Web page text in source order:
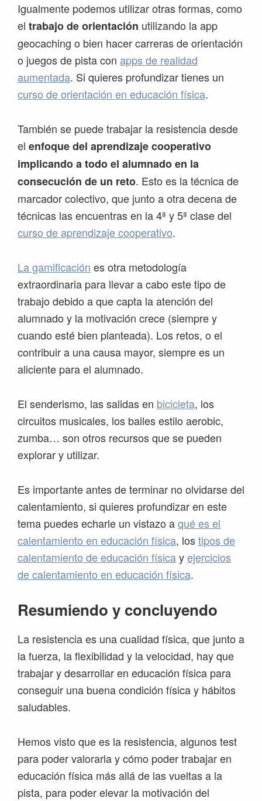
Igualmente podemos utilizar otras formas, como
el trabajo de orientación utilizando la app
geocaching o bien hacer carreras de orientación
o juegos de pista con apps de realidad
aumentada. Si quieres profundizar tienes un
curso de orientación en educación física.
También se puede trabajar la resistencia desde
el enfoque del aprendizaje cooperativo
implicando a todo el alumnado en la
consecución de un reto. Esto es la técnica de
marcador colectivo, que junto a otra decena de
técnicas las encuentras en la 4ª y 5ª clase del
curso de aprendizaje cooperativo.
La gamificación es otra metodología
extraordinaria para llevar a cabo este tipo de
trabajo debido a que capta la atención del
alumnado y la motivación crece (siempre y
cuando esté bien planteada). Los retos, o el
contribuir a una causa mayor, siempre es un
aliciente para el alumnado.
El senderismo, las salidas en bicicleta, los
circuitos musicales, los bailes estilo aerobic,
zumba… son otros recursos que se pueden
explorar y utilizar.
Es importante antes de terminar no olvidarse del
calentamiento, si quieres profundizar en este
tema puedes echarle un vistazo aqué es el
calentamiento en educación física, lostipos de
calentamiento de educación físicayejercicios
de calentamiento en educación física.
Resumiendo y concluyendo
La resistencia es una cualidad física, que junto a
la fuerza, la flexibilidad y la velocidad, hay que
trabajar y desarrollar en educación física para
conseguir una buena condición física y hábitos
saludables.
Hemos visto que es la resistencia, algunos test
para poder valorarla y cómo poder trabajar en
educación física más allá de las vueltas a la
pista, para poder elevar la motivación del